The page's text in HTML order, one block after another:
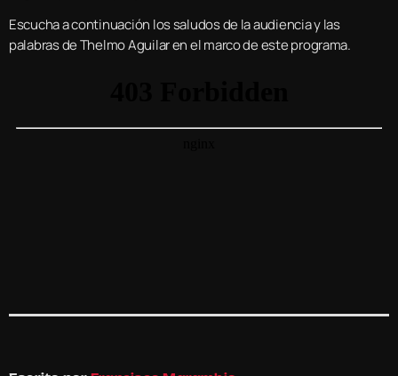
Escucha a continuación los saludos de la audiencia y las
palabras de Thelmo Aguilar en el marco de este programa.